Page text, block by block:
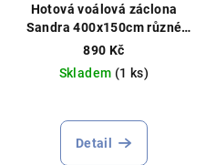
Hotová voálová záclona
Sandra 400x150cm různé
barvy
890 Kč
Skladem (1 ks)
hodnocení
produktu
Detail